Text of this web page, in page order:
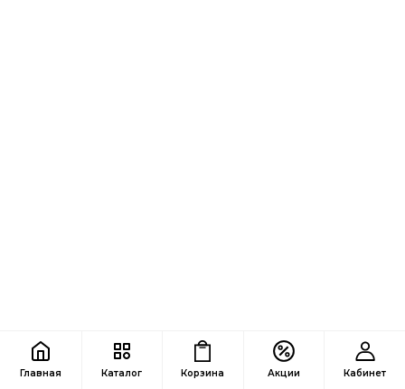
Главная Каталог Корзина Акции Кабинет